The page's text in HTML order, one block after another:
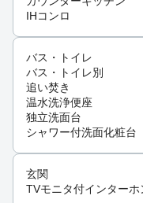
IHコンロ
バス・トイレ
バス・トイレ別
追い焚き
温水洗浄便座
独立洗面台
シャワー付洗面化粧台
玄関
TVモニタ付インターホ